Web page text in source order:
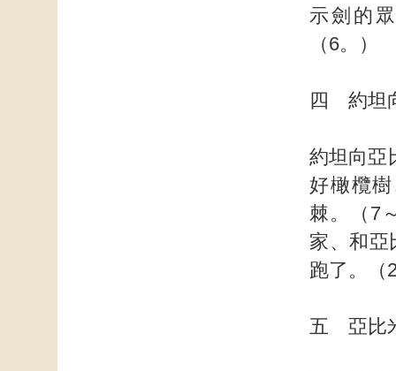
示劍的
（6。）
四 約坦
約坦向亞
好橄欖
棘。（7
家、和亞
跑了。（
五 亞比